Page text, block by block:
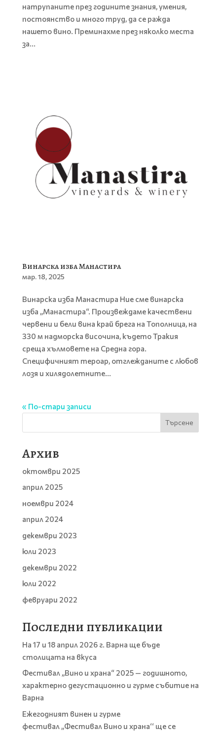
натрупаните през годините знания, умения,
постоянство и много труд, да се ражда
нашето вино. Преминахме през няколко места
за...
Винарска изба Манастира
мар. 18, 2025
Винарска изба Манастира Ние сме винарска
изба „Манастира“. Произвеждаме качествени
червени и бели вина край брега на Тополница, на
330 м надморска височина, където Тракия
среща хълмовете на Средна гора.
Специфичният тероар, отглежданите с любов
лозя и хилядолетните...
« По-стари записи
Търсене
Архив
октомври 2025
април 2025
ноември 2024
април 2024
декември 2023
юли 2023
декември 2022
юли 2022
февруари 2022
Последни публикации
На 17 и 18 април 2026 г. Варна ще бъде
столицата на вкуса
Фестивал „Вино и храна“ 2025 — годишното,
характерно дегустационно и гурме събитие на
Варна
Ежегодният винен и гурме
фестивал „Фестивал Вино и храна‘‘ ще се